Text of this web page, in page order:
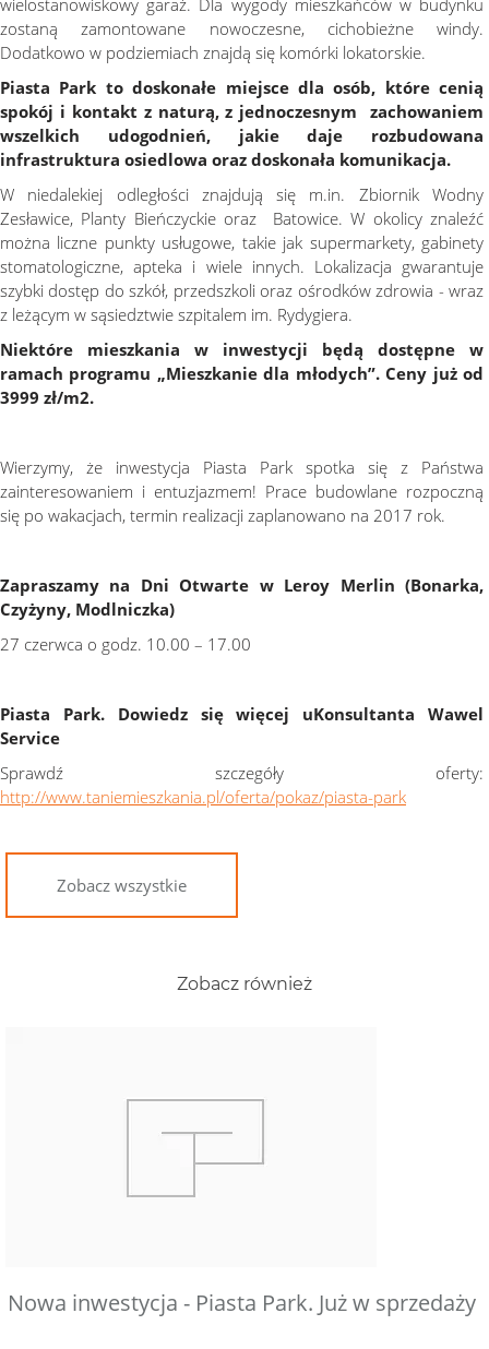
wielostanowiskowy garaż. Dla wygody mieszkańców w budynku
zostaną zamontowane nowoczesne, cichobieżne windy.
Dodatkowo w podziemiach znajdą się komórki lokatorskie.
Piasta Park to doskonałe miejsce dla osób, które cenią
spokój i kontakt z naturą, z jednoczesnym zachowaniem
wszelkich udogodnień, jakie daje rozbudowana
infrastruktura osiedlowa oraz doskonała komunikacja.
W niedalekiej odległości znajdują się m.in. Zbiornik Wodny
Zesławice, Planty Bieńczyckie oraz Batowice. W okolicy znaleźć
można liczne punkty usługowe, takie jak supermarkety, gabinety
stomatologiczne, apteka i wiele innych. Lokalizacja gwarantuje
szybki dostęp do szkół, przedszkoli oraz ośrodków zdrowia - wraz
z leżącym w sąsiedztwie szpitalem im. Rydygiera.
Niektóre mieszkania w inwestycji będą dostępne w
ramach programu „Mieszkanie dla młodych”. Ceny już od
3999 zł/m2.
Wierzymy, że inwestycja Piasta Park spotka się z Państwa
zainteresowaniem i entuzjazmem! Prace budowlane rozpoczną
się po wakacjach, termin realizacji zaplanowano na 2017 rok.
Zapraszamy na Dni Otwarte w Leroy Merlin (Bonarka,
Czyżyny, Modlniczka)
27 czerwca o godz. 10.00 – 17.00
Piasta Park. Dowiedz się więcej uKonsultanta Wawel
Service
Sprawdź szczegóły oferty:
http://www.taniemieszkania.pl/oferta/pokaz/piasta-park
Zobacz wszystkie
Zobacz również
Nowa inwestycja - Piasta Park. Już w sprzedaży